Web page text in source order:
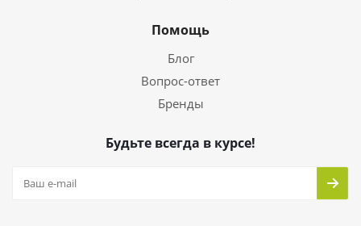
Помощь
Блог
Вопрос-ответ
Бренды
Будьте всегда в курсе!